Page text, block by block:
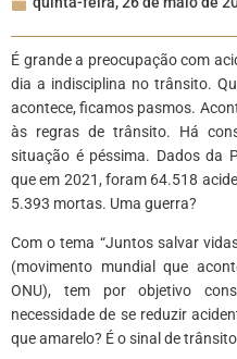
É grande a preocupação com
dia a indisciplina no trânsito.
acontece, ficamos pasmos.
às regras de trânsito. Há
situação é péssima. Dados da
que em 2021, foram 64.518
5.393 mortas. Uma guerra?
Com o tema “Juntos salvar
(movimento mundial que
ONU), tem por objetivo
necessidade de se reduzir
que amarelo? É o sinal de